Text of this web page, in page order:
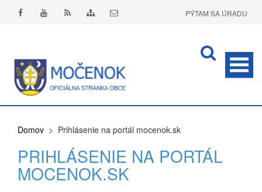
PÝTAM SA ÚRADU
Domov > Prihlásenie na portál mocenok.sk
PRIHLÁSENIE NA PORTÁL
MOCENOK.SK